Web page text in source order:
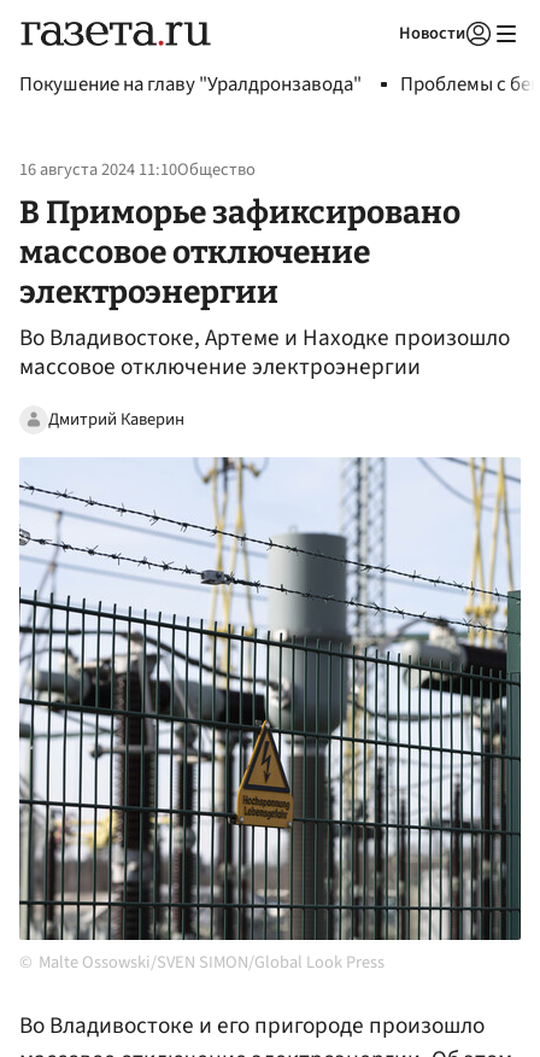
Новости
Покушение на главу "Уралдронзавода" Проблемы с
16 августа 2024 11:10Общество
В Приморье зафиксировано
массовое отключение
электроэнергии
Во Владивостоке, Артеме и Находке произошло
массовое отключение электроэнергии
Дмитрий Каверин
Malte Ossowski/SVEN SIMON/Global Look Press
Во Владивостоке и его пригороде произошло